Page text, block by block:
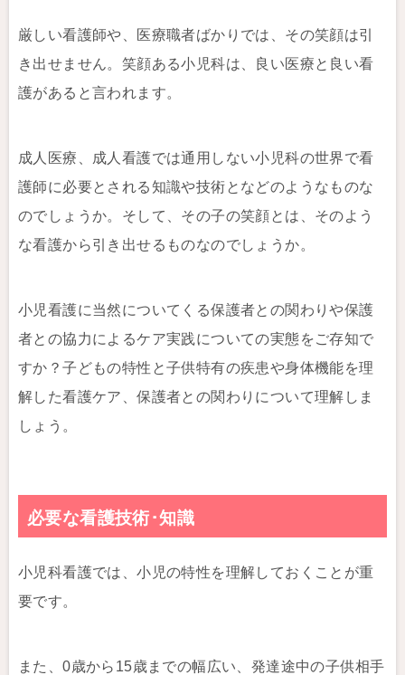
厳しい看護師や、医療職者ばかりでは、その笑顔は引
き出せません。笑顔ある小児科は、良い医療と良い看
護があると言われます。
成人医療、成人看護では通用しない小児科の世界で看
護師に必要とされる知識や技術となどのようなものな
のでしょうか。そして、その子の笑顔とは、そのよう
な看護から引き出せるものなのでしょうか。
小児看護に当然についてくる保護者との関わりや保護
者との協力によるケア実践についての実態をご存知で
すか？子どもの特性と子供特有の疾患や身体機能を理
解した看護ケア、保護者との関わりについて理解しま
しょう。
必要な看護技術･知識
小児科看護では、小児の特性を理解しておくことが重
要です。
また、0歳から15歳までの幅広い、発達途中の子供相手